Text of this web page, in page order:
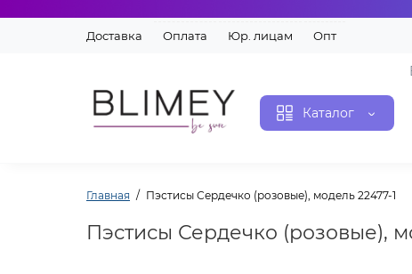
Доставка Оплата Юр. лицам Опт
Каталог
Главная Пэстисы Сердечко (розовые), модель 22477-1
Пэстисы Сердечко (розовые),